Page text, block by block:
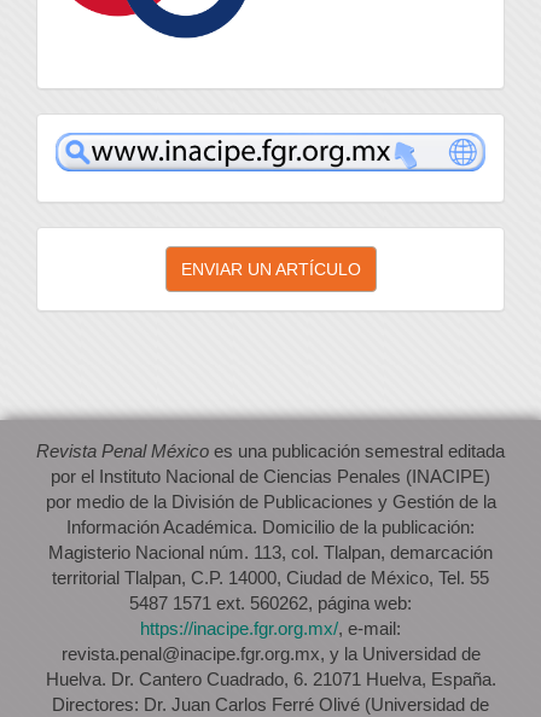
inacipe
Enviar
artículo
ENVIAR UN ARTÍCULO
Revista Penal México es una publicación semestral editada
por el Instituto Nacional de Ciencias Penales (INACIPE)
por medio de la División de Publicaciones y Gestión de la
Información Académica. Domicilio de la publicación:
Magisterio Nacional núm. 113, col. Tlalpan, demarcación
territorial Tlalpan, C.P. 14000, Ciudad de México, Tel. 55
5487 1571 ext. 560262, página web:
https://inacipe.fgr.org.mx/, e-mail:
revista.penal@inacipe.fgr.org.mx, y la Universidad de
Huelva. Dr. Cantero Cuadrado, 6. 21071 Huelva, España.
Directores: Dr. Juan Carlos Ferré Olivé (Universidad de